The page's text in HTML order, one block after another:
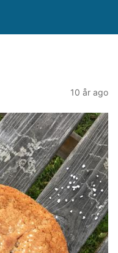
10 år ago